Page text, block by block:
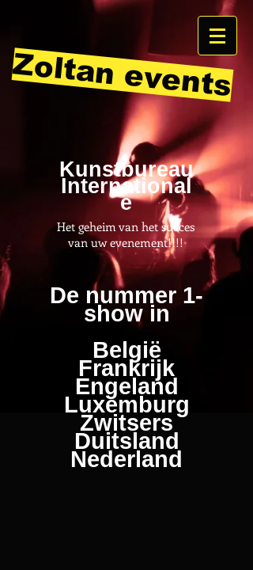
Zoltan events
Kunstbureau
International
e
Het geheim van het succes
van uw evenement!!!!
De nummer 1-
show in
België
Frankrijk
Engeland
Luxemburg
Zwitsers
Duitsland
Nederland